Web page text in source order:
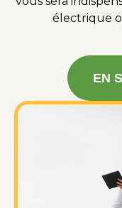
électrique
EN